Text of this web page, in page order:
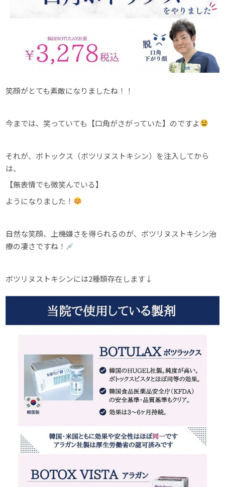
笑顔がとても素敵になりましたね！！
今までは、笑っていても【口角がさがっていた】のですよ
それが、ボトックス（ボツリヌストキシン）を注入してから
は、
【無表情でも微笑んでいる】
ようになりました！
自然な笑顔、上機嫌さを得られるのが、ボツリヌストキシン治
療の凄さですね！
ボツリヌストキシンには2種類存在します↓